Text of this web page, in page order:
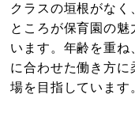
クラスの垣根がなく
ところが保育園の
います。年齢を重
に合わせた働き方
場を目指しています